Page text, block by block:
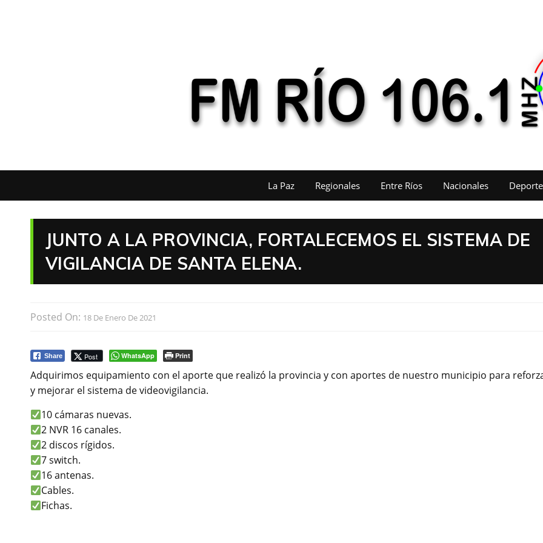
La Paz Regionales Entre Ríos Nacionales
JUNTO A LA PROVINCIA, FORTALECEMOS EL SISTEMA DE
VIGILANCIA DE SANTA ELENA.
Posted On: 18 De Enero De 2021
Share Post WhatsApp Print
Adquirimos equipamiento con el aporte que realizó la provincia y con aportes de nuestro municipio para
y mejorar el sistema de videovigilancia.
10 cámaras nuevas.
2 NVR 16 canales.
2 discos rígidos.
7 switch.
16 antenas.
Cables.
Fichas.